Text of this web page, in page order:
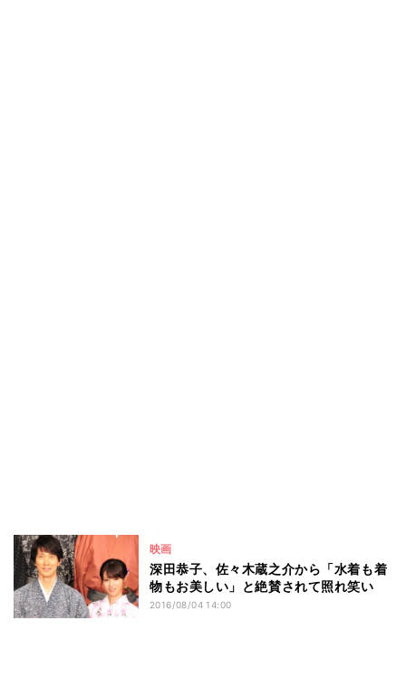
映画
深田恭子、佐々木蔵之介から「水着も着
物もお美しい」と絶賛されて照れ笑い
2016/08/04 14:00